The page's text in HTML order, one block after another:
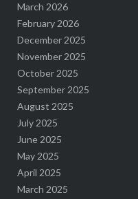
March 2026
February 2026
December 2025
November 2025
October 2025
September 2025
August 2025
July 2025
June 2025
May 2025
April 2025
March 2025